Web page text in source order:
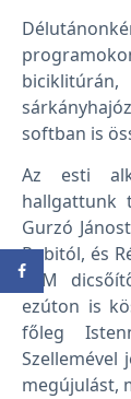
softban is
Az esti
hallgattunk
Gurzó
Robitól, és
OIM
ezúton is
főleg
megújulást,